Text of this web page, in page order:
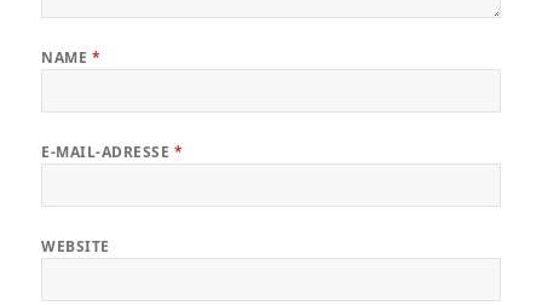
NAME *
E-MAIL-ADRESSE *
WEBSITE